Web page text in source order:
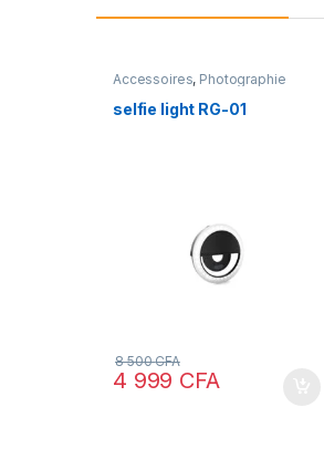
Accessoires, Photographie
selfie light RG-01
4 999 CFA
8 500CFA